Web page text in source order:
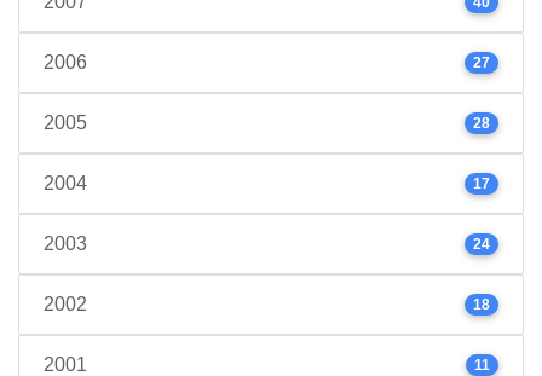
2006 27
2005 28
2004 17
2003 24
2002 18
2001 11